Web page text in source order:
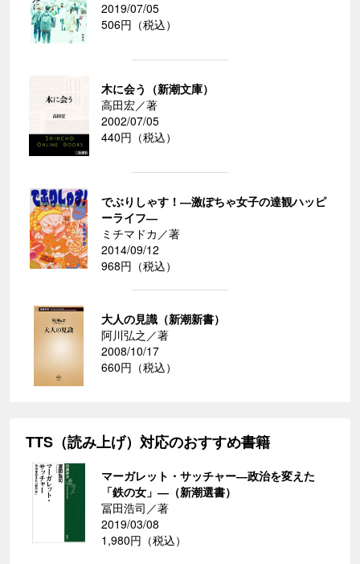
2019/07/05
506円（税込）
木に会う（新潮文庫）
高田宏／著
2002/07/05
440円（税込）
でぶりしゃす！―激ぽちゃ女子の達観ハッピ
ーライフ―
ミチマドカ／著
2014/09/12
968円（税込）
大人の見識（新潮新書）
阿川弘之／著
2008/10/17
660円（税込）
TTS（読み上げ）対応のおすすめ書籍
マーガレット・サッチャー―政治を変えた
「鉄の女」―（新潮選書）
冨田浩司／著
2019/03/08
1,980円（税込）